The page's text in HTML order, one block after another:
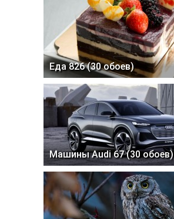
Еда 826 (30 обоев)
Машины Audi 67 (30 обоев)